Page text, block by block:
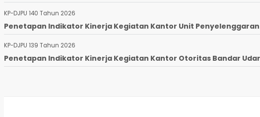
KP-DJPU 140 Tahun 2026
Penetapan Indikator Kinerja Kegiatan Kantor Unit Penyelenggaran
KP-DJPU 139 Tahun 2026
Penetapan Indikator Kinerja Kegiatan Kantor Otoritas Bandar